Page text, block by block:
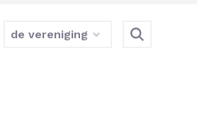
de vereniging